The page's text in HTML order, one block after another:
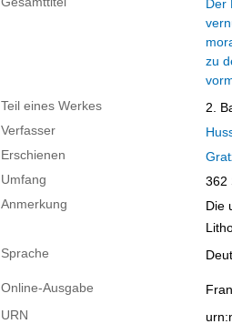
Der
zu
Teil eines Werkes
2.
Verfasser
Erschienen
Umfang
362
Anmerkung
Die
Sprache
Online-Ausgabe
URN